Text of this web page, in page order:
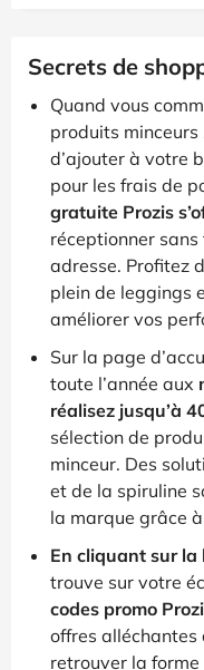
Secrets de
Quand vous
produits
d’ajouter à votre
pour les frais de
gratuite Prozis
réceptionner
adresse. Profitez
plein de leggings
améliorer vos
Sur la page
toute l’année aux
réalisez jusqu’à
sélection de
minceur. Des
et de la spiruline
la marque grâce
En cliquant sur
trouve sur votre
codes promo
offres
retrouver la